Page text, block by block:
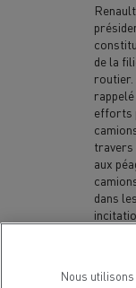
de la
routier.
efforts
travers
aux
dans
la
Nous